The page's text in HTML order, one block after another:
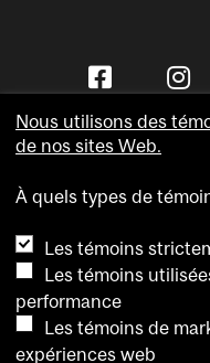
Nous utilisons des
de nos sites Web.
À quels types de
Les témoins
Les témoins
performance
Les témoins de
expériences web